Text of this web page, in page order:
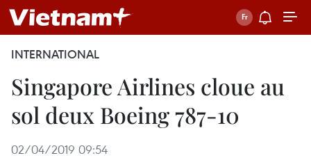
INTERNATIONAL
Singapore Airlines cloue au
sol deux Boeing 787-10
02/04/2019 09:54